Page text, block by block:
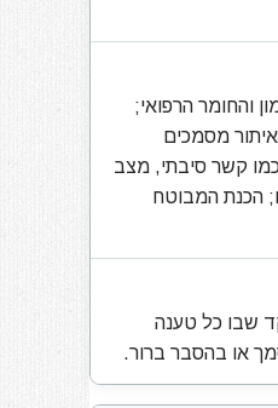
והחומר הרפואי;
מסמכים
כמו קשר סיבתי, מצב
הכנת המבוטח
שבו כל טענה
או בהסבר ברור.